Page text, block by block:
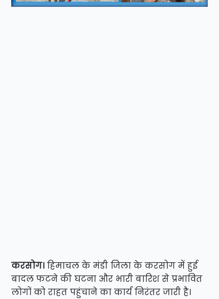
करसोग। हिमाचल के मंडी जिला के करसोग में हुई
बादल फटने की घटना और भारी बारिश से प्रभावित
लोगों को राहत पहुंचाने का कार्य निरंतर जारी है।